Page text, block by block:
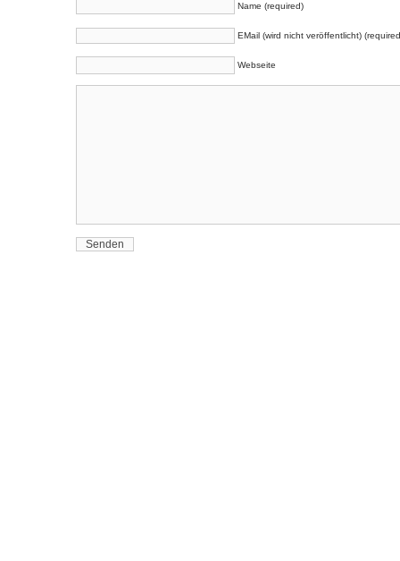
Name (required)
EMail (wird nicht veröffentlicht)
Webseite